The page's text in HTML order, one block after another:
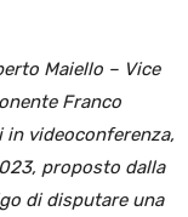
Maiello – Vice
Franco
in videoconferenza,
proposto dalla
di disputare una